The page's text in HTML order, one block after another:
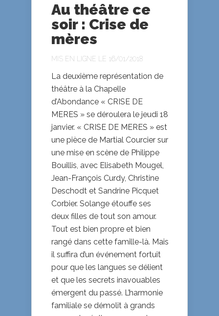
Au théâtre ce
soir : Crise de
mères
MIS EN LIGNE LE 16/01/2018
La deuxième représentation de
théâtre à la Chapelle
d’Abondance « CRISE DE
MERES » se déroulera le jeudi 18
janvier. « CRISE DE MERES » est
une pièce de Martial Courcier sur
une mise en scène de Philippe
Bouillis, avec Elisabeth Mougel,
Jean-François Curdy, Christine
Deschodt et Sandrine Picquet
Corbier. Solange étouffe ses
deux filles de tout son amour.
Tout est bien propre et bien
rangé dans cette famille-là. Mais
il suffira d’un événement fortuit
pour que les langues se délient
et que les secrets inavouables
émergent du passé. L’harmonie
familiale se démolit à grands